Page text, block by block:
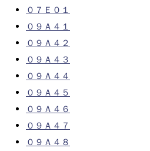
０７Ｅ０１
０９Ａ４１
０９Ａ４２
０９Ａ４３
０９Ａ４４
０９Ａ４５
０９Ａ４６
０９Ａ４７
０９Ａ４８